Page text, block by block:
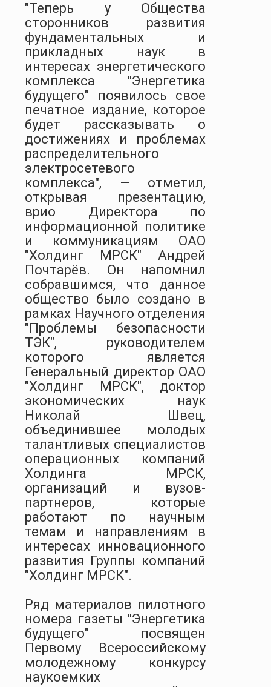
"Теперь у Общества
сторонников развития
фундаментальных и
прикладных наук в
интересах энергетического
комплекса "Энергетика
будущего" появилось свое
печатное издание, которое
будет рассказывать о
достижениях и проблемах
распределительного
электросетевого
комплекса", — отметил,
открывая презентацию,
врио Директора по
информационной политике
и коммуникациям ОАО
"Холдинг МРСК" Андрей
Почтарёв. Он напомнил
собравшимся, что данное
общество было создано в
рамках Научного отделения
"Проблемы безопасности
ТЭК", руководителем
которого является
Генеральный директор ОАО
"Холдинг МРСК", доктор
экономических наук
Николай Швец,
объединившее молодых
талантливых специалистов
операционных компаний
Холдинга МРСК,
организаций и вузов-
партнеров, которые
работают по научным
темам и направлениям в
интересах инновационного
развития Группы компаний
"Холдинг МРСК".
Ряд материалов пилотного
номера газеты "Энергетика
будущего" посвящен
Первому Всероссийскому
молодежному конкурсу
наукоемких